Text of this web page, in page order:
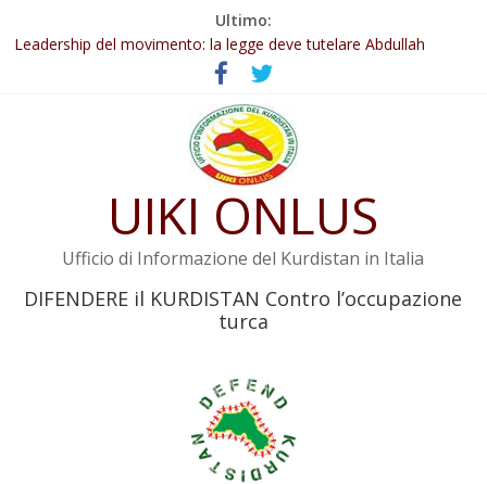
Ultimo:
Abdullah Öcalan: Le legge negativa deve essere trasformata in
legge positiva
Leadership del movimento: la legge deve tutelare Abdullah
Commissione donne del KNK: Şengal è di nuovo sotto minaccia
Non tenere conto della situazione di Rêber Apo ostacolerebbe
Il KNK chiede un’azione internazionale contro i crimini di guerra
UIKI ONLUS
Ufficio di Informazione del Kurdistan in Italia
DIFENDERE il KURDISTAN Contro l’occupazione
turca